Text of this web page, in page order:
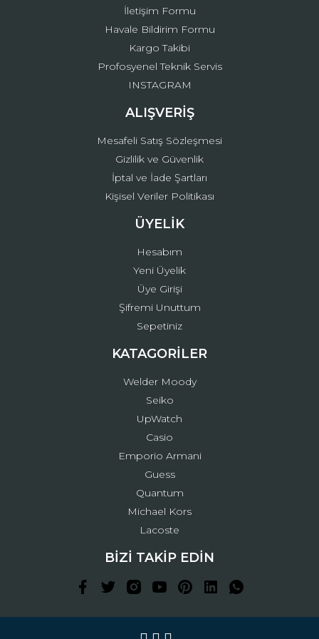
Gönder
İletişim Formu
Havale Bildirim Formu
Kargo Takibi
Profosyenel Teknik Servis
INSTAGRAM
ALIŞVERİŞ
Mesafeli Satış Sözleşmesi
Gizlilik ve Güvenlik
İptal ve İade Şartları
Kişisel Veriler Politikası
ÜYELİK
Hesabım
Yeni Üyelik
Üye Girişi
Şifremi Unuttum
Sepetiniz
KATAGORİLER
Welder Moody
Seiko
UpWatch
Casio
Emporio Armani
Guess
Quantum
Michael Kors
Lacoste
BİZİ TAKİP EDİN